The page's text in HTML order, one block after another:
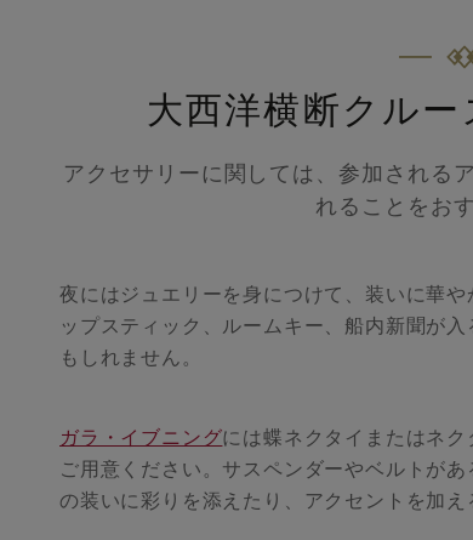
大西洋横断クル
アクセサリーに関しては、参加される
れることをお
夜にはジュエリーを身につけて、装いに華
ップスティック、ルームキー、船内新聞が
もしれません。
ガラ・イブニングには蝶ネクタイまたはネ
ご用意ください。サスペンダーやベルトが
の装いに彩りを添えたり、アクセントを加